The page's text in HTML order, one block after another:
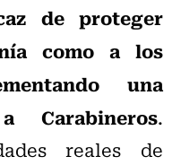
de proteger
como a los
una
Carabineros.
reales de